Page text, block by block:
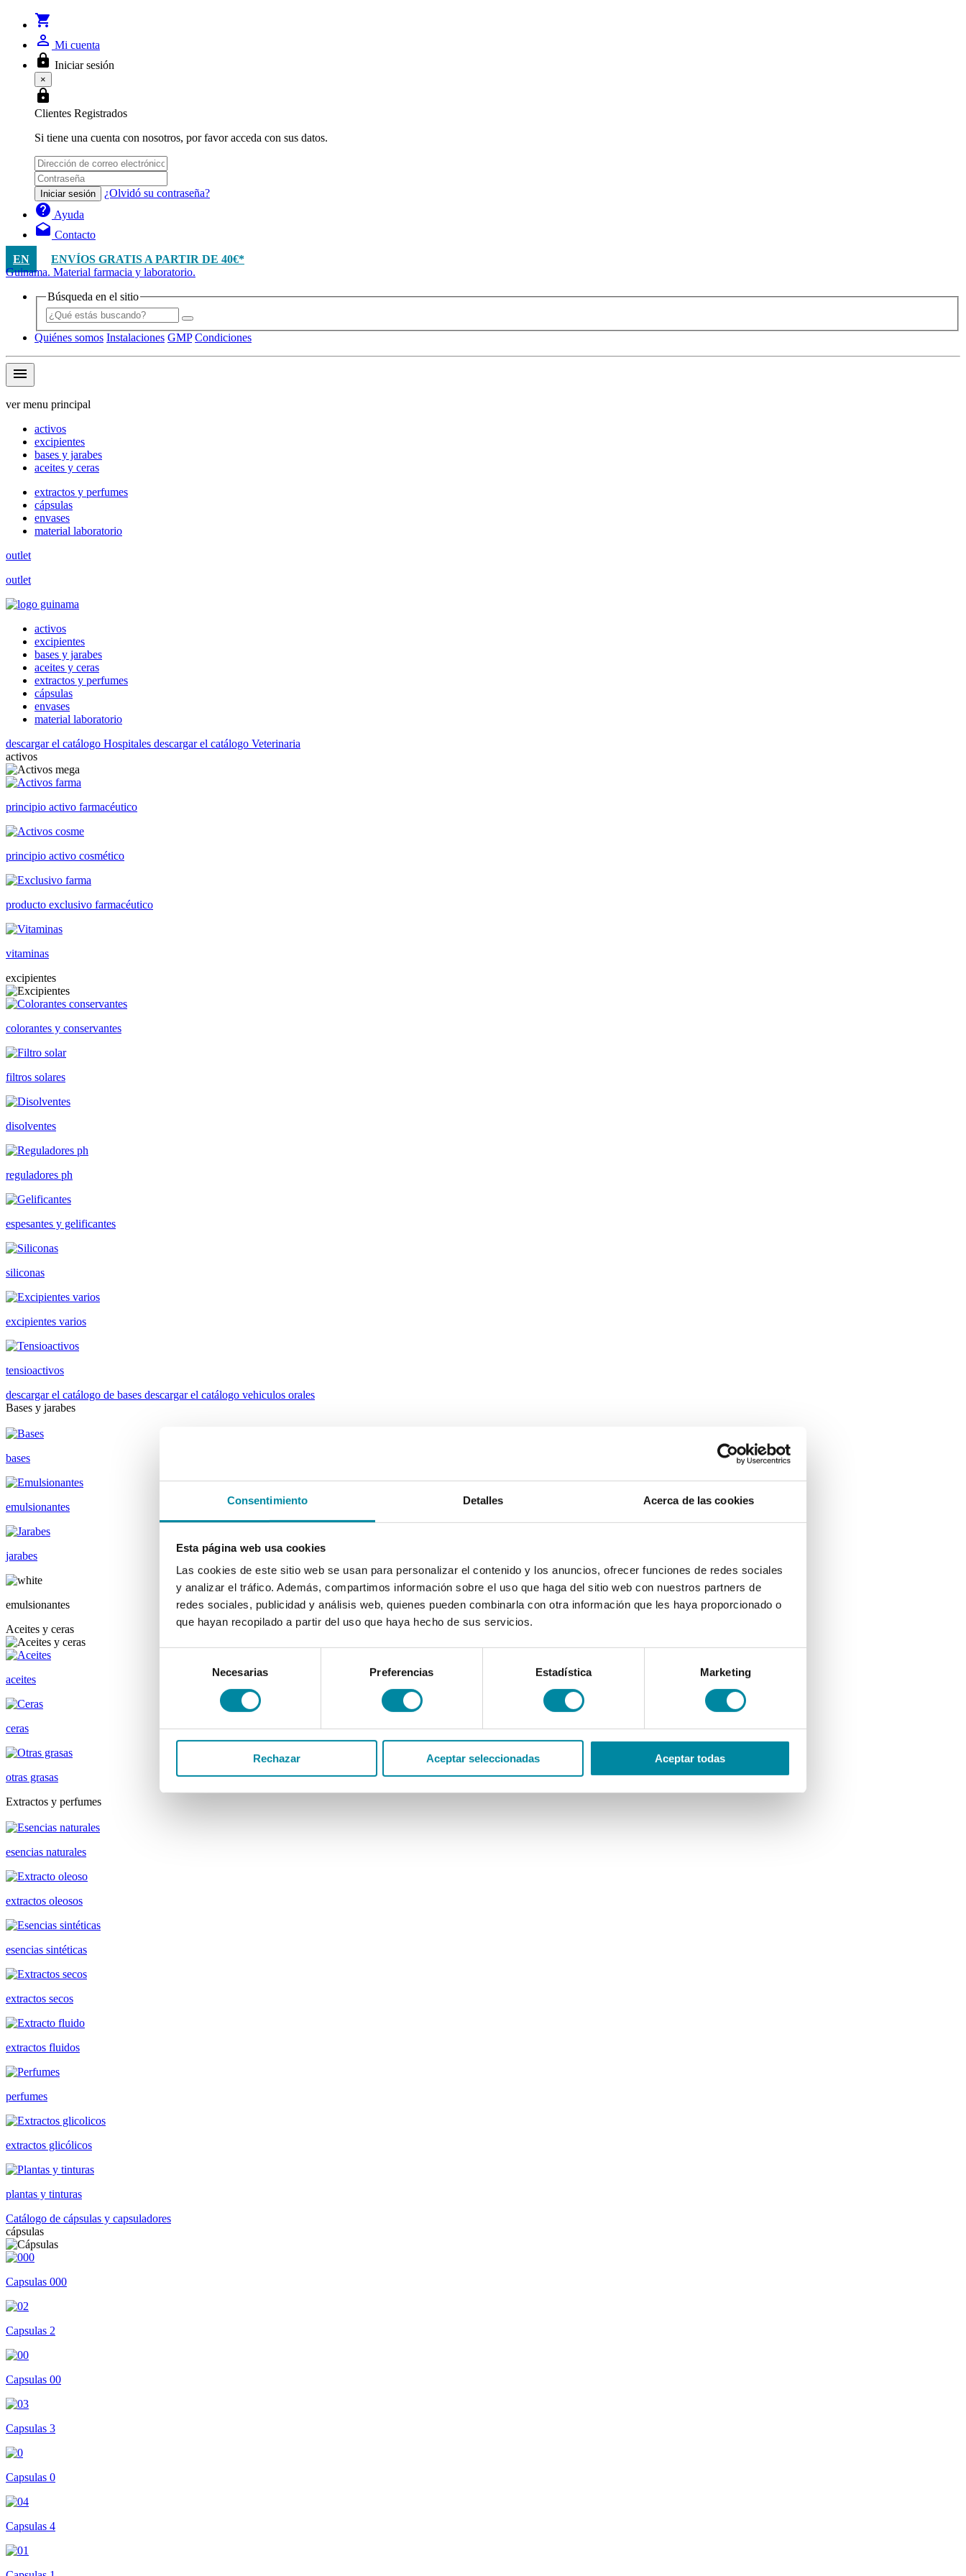
Consentimiento Detalles Acerca de las cookies
Esta página web usa cookies
Las cookies de este sitio web se usan para personalizar el contenido y los anuncios, ofrecer funciones de redes sociales
y analizar el tráfico. Además, compartimos información sobre el uso que haga del sitio web con nuestros partners de
redes sociales, publicidad y análisis web, quienes pueden combinarla con otra información que les haya proporcionado o
que hayan recopilado a partir del uso que haya hecho de sus servicios.
consentimiento
Necesarias Preferencias Estadística Marketing
Rechazar Aceptar seleccionadas Aceptar todas
shopping_cart
person_outline Mi cuenta
lock Iniciar sesión
×
lock
Clientes Registrados
Si tiene una cuenta con nosotros, por favor acceda con sus datos.
Iniciar sesión ¿Olvidó su contraseña?
help Ayuda
drafts Contacto
EN
ENVÍOS GRATIS A PARTIR DE 40€*
Guinama. Material farmacia y laboratorio.
Búsqueda en el sitio
Quiénes somos Instalaciones GMP Condiciones
menu
ver menu principal
activos
excipientes
bases y jarabes
aceites y ceras
extractos y perfumes
cápsulas
envases
material laboratorio
outlet
outlet
activos
excipientes
bases y jarabes
aceites y ceras
extractos y perfumes
cápsulas
envases
material laboratorio
descargar el catálogo Hospitales descargar el catálogo Veterinaria
activos
principio activo farmacéutico
principio activo cosmético
producto exclusivo farmacéutico
vitaminas
excipientes
colorantes y conservantes
filtros solares
disolventes
reguladores ph
espesantes y gelificantes
siliconas
excipientes varios
tensioactivos
descargar el catálogo de bases descargar el catálogo vehiculos orales
Bases y jarabes
bases
emulsionantes
jarabes
emulsionantes
Aceites y ceras
aceites
ceras
otras grasas
Extractos y perfumes
esencias naturales
extractos oleosos
esencias sintéticas
extractos secos
extractos fluidos
perfumes
extractos glicólicos
plantas y tinturas
Catálogo de cápsulas y capsuladores
cápsulas
Capsulas 000
Capsulas 2
Capsulas 00
Capsulas 3
Capsulas 0
Capsulas 4